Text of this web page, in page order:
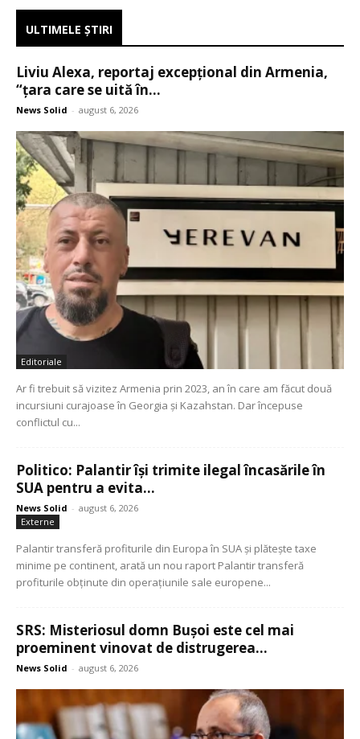
ULTIMELE ŞTIRI
Liviu Alexa, reportaj excepțional din Armenia,
“țara care se uită în...
News Solid - august 6, 2026
Editoriale
Ar fi trebuit să vizitez Armenia prin 2023, an în care am făcut două
incursiuni curajoase în Georgia și Kazahstan. Dar începuse
conflictul cu...
Politico: Palantir își trimite ilegal încasările în
SUA pentru a evita...
News Solid - august 6, 2026
Externe
Palantir transferă profiturile din Europa în SUA și plătește taxe
minime pe continent, arată un nou raport Palantir transferă
profiturile obținute din operațiunile sale europene...
SRS: Misteriosul domn Bușoi este cel mai
proeminent vinovat de distrugerea...
News Solid - august 6, 2026